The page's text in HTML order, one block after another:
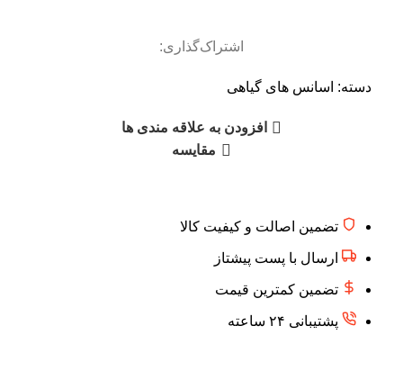
اشتراک‌گذاری:
دسته: اسانس های گیاهی
افزودن به علاقه مندی ها
مقایسه
تضمین اصالت و کیفیت کالا
ارسال با پست پیشتاز
تضمین کمترین قیمت
پشتیبانی ۲۴ ساعته